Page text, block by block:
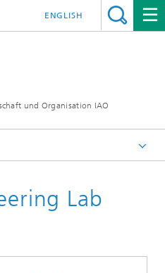
und Organisation IAO
ENGLISH
Lab